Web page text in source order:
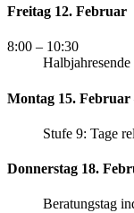
Freitag 12. Februar
8:00 – 10:30
Montag 15.
Stufe 9: Tage
Donnerstag 18.
Beratungstag